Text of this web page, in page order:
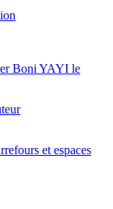
Boni YAYI le
et espaces